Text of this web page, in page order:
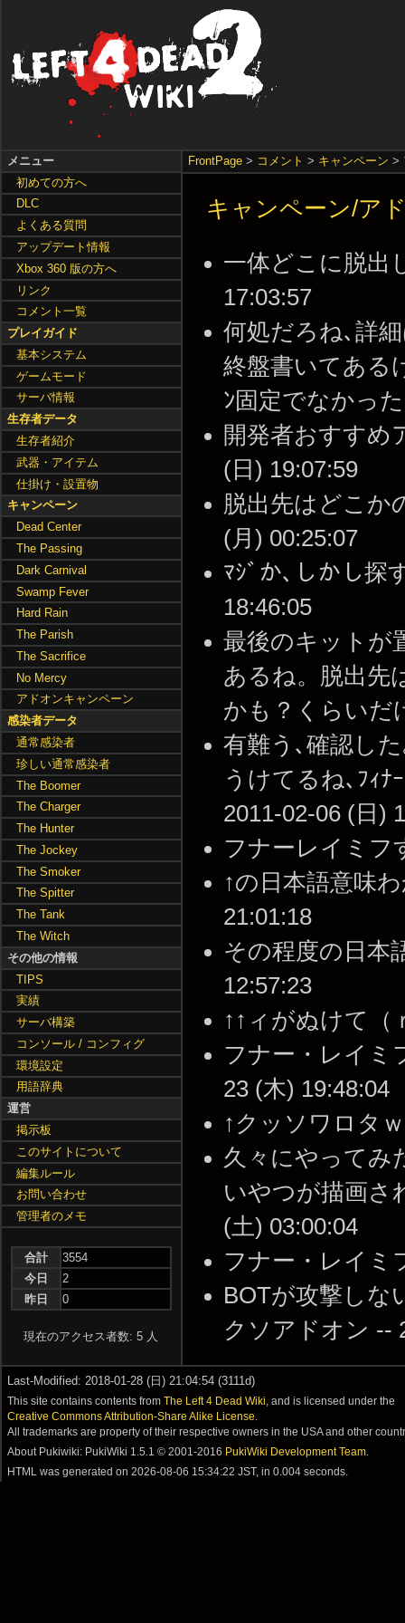
FrontPage > コメント > キャンペーン >
キャンペーン/ア
一体どこに脱出
17:03:57
何処だろね､詳
終盤書いてある
ﾝ固定でなかっ
開発者おすすめ
(日) 19:07:59
脱出先はどこか
(月) 00:25:07
ﾏｼﾞか､しかし探
18:46:05
最後のキットが
あるね。脱出先
かも？くらいだ
有難う､確認し
うけてるね､ﾌｨ
2011-02-06 (日)
フナーレイミフ
↑の日本語意味
21:01:18
その程度の日本
12:57:23
↑↑ィがぬけて（
フナー・レイミ
23 (木) 19:48:04
↑クッソワロタ
久々にやってみ
いやつが描画さ
(土) 03:00:04
フナー・レイミ
BOTが攻撃しな
クソアドオン --
メニュー
初めての方へ
DLC
よくある質問
アップデート情報
Xbox 360 版の方へ
リンク
コメント一覧
プレイガイド
基本システム
ゲームモード
サーバ情報
生存者データ
生存者紹介
武器・アイテム
仕掛け・設置物
キャンペーン
Dead Center
The Passing
Dark Carnival
Swamp Fever
Hard Rain
The Parish
The Sacrifice
No Mercy
アドオンキャンペーン
感染者データ
通常感染者
珍しい通常感染者
The Boomer
The Charger
The Hunter
The Jockey
The Smoker
The Spitter
The Tank
The Witch
その他の情報
TIPS
実績
サーバ構築
コンソール / コンフィグ
環境設定
用語辞典
運営
掲示板
このサイトについて
編集ルール
お問い合わせ
管理者のメモ
合計
3554
今日
2
昨日
0
現在のアクセス者数: 5 人
Last-Modified: 2018-01-28 (日) 21:04:54 (3111d)
This site contains contents fromThe Left 4 Dead Wiki , and is licensed under the
Creative Commons Attribution-Share Alike License
All trademarks are property of their respective owners in the USA and other
About Pukiwiki: PukiWiki 1.5.1 © 2001-2016 PukiWiki Development Team
HTML was generated on2026-08-06 15:34:22 JST, in 0.004 seconds.